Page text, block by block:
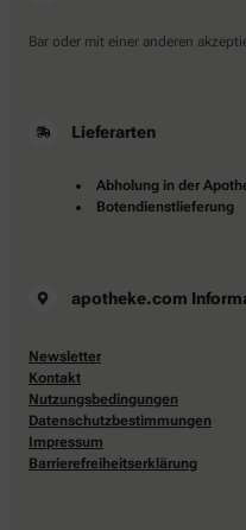
Bar oder mit einer anderen
Lieferarten
Abholung in der
Botendienstlieferung
apotheke.com
Newsletter
Kontakt
Nutzungsbedingungen
Datenschutzbestimmungen
Impressum
Barrierefreiheitserklärung